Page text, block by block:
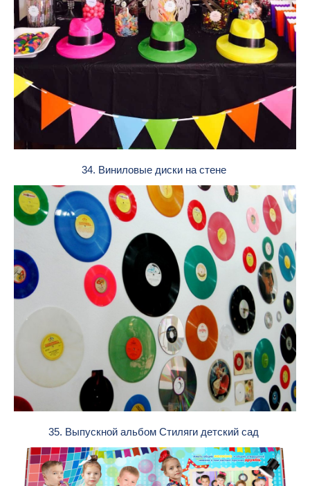
34. Виниловые диски на стене
35. Выпускной альбом Стиляги детский сад